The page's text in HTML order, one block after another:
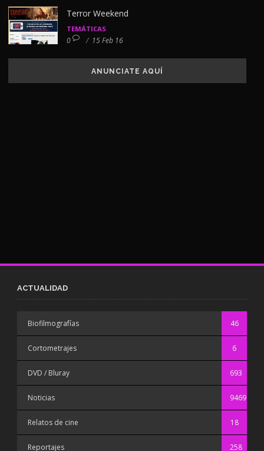
Terror Weekend
TEMÁTICAS
0 / 15 Feb 16
ANUNCIATE AQUÍ
ACTUALIDAD
Biofilmografías 46
Cortometrajes 6
DVD / Bluray 693
Noticias 9469
Relatos de cine 18
Reportajes 258